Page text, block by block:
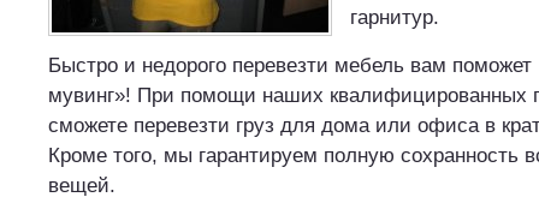
гарнитур.
Быстро и недорого перевезти мебель вам
мувинг»! При помощи наших квалифицированных
сможете перевезти груз для дома или офиса в
Кроме того, мы гарантируем полную сохранность
вещей.